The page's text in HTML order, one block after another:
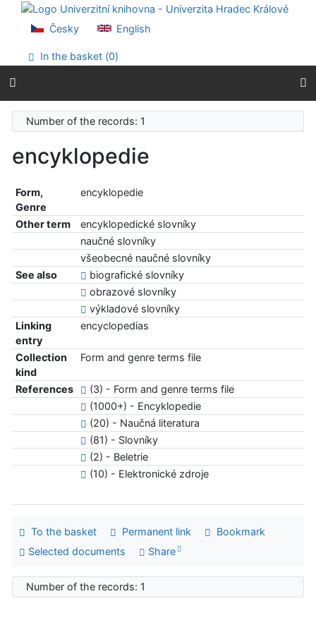
Go to content
Go to menu
Accessibility declaration
Česky English
In the basket (0)
Number of the records: 1
encyklopedie
Form,
Genre
encyklopedie
Other term
encyklopedické slovníky
naučné slovníky
všeobecné naučné slovníky
See also
biografické slovníky
obrazové slovníky
výkladové slovníky
Linking
entry
encyclopedias
Collection
kind
Form and genre terms file
References
(3) - Form and genre terms file
(1000+) - Encyklopedie
(20) - Naučná literatura
(81) - Slovníky
(2) - Beletrie
(10) - Elektronické zdroje
To the basket Permanent link
Bookmark
Selected documents
Share
Number of the records: 1